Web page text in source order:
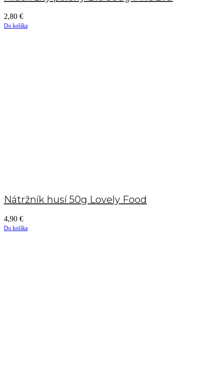
2,80 €
Do košíka
Nátržník husí 50g Lovely Food
4,90 €
Do košíka